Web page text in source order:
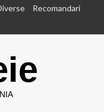
Recomandari